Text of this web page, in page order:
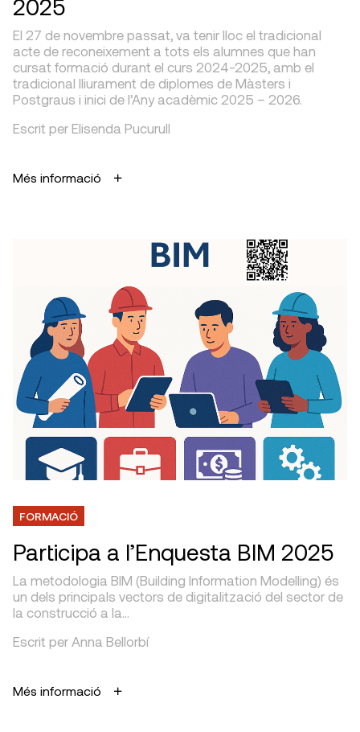
2025
El 27 de novembre passat, va tenir lloc el tradicional
acte de reconeixement a tots els alumnes que han
cursat formació durant el curs 2024-2025, amb el
tradicional lliurament de diplomes de Màsters i
Postgraus i inici de l’Any acadèmic 2025 – 2026.
Escrit per Elisenda Pucurull
Més informació
FORMACIÓ
Participa a l’Enquesta BIM 2025
La metodologia BIM (Building Information Modelling) és
un dels principals vectors de digitalització del sector de
la construcció a la…
Escrit per Anna Bellorbí
Més informació